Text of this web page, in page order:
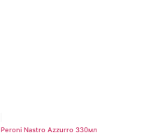
Peroni Nastro Azzurro 330мл